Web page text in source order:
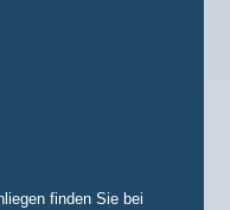
finden Sie bei